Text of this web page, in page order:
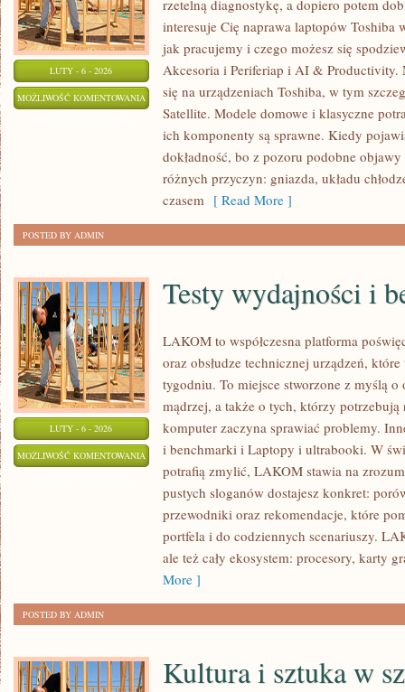
LUTY - 6 - 2026
MOŻLIWOŚĆ KOMENTOWANIA SERWIS
NAPRAWA
KLAWIATURY
rzetelną diagnostykę, a dopiero potem
interesuje Cię naprawa laptopów Toshiba
jak pracujemy i czego możesz się
Akcesoria i Periferiap i AI & Productivity.
się na urządzeniach Toshiba, w tym
Satellite. Modele domowe i klasyczne
ich komponenty są sprawne. Kiedy
dokładność, bo z pozoru podobne
różnych przyczyn: gniazda, układu
czasem [ Read More ]
POSTED BY ADMIN
LUTY - 6 - 2026
MOŻLIWOŚĆ KOMENTOWANIA TESTY
WYDAJNOŚCI
BENCHMARKI
Testy wydajności i
LAKOM to współczesna platforma
oraz obsłudze technicznej urządzeń,
tygodniu. To miejsce stworzone z myślą
mądrzej, a także o tych, którzy
komputer zaczyna sprawiać problemy.
i benchmarki i Laptopy i ultrabooki. W
potrafią zmylić, LAKOM stawia na
pustych sloganów dostajesz konkret:
przewodniki oraz rekomendacje, które
portfela i do codziennych scenariuszy.
ale też cały ekosystem: procesory, karty
More ]
POSTED BY ADMIN
Kultura i sztuka w